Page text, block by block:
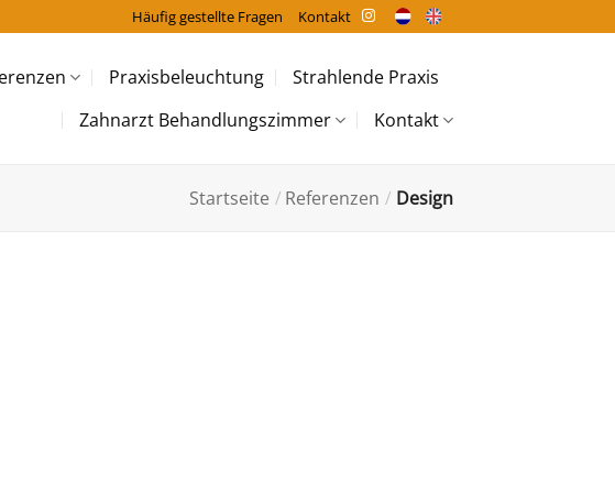
Häufig gestellte Fragen Kontakt
Praxisbeleuchtung
Strahlende Praxis
Zahnarzt Behandlungszimmer
Kontakt
Startseite / Referenzen / Design